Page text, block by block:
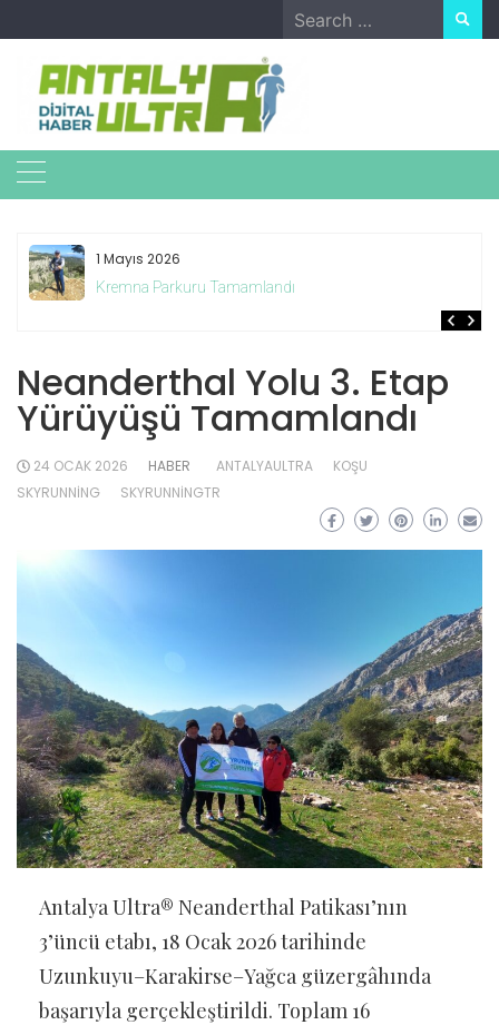
to
content
Search
for:
1 Mayıs 2026
Kremna Parkuru Tamamlandı
Neanderthal Yolu 3. Etap
Yürüyüşü Tamamlandı
24 OCAK 2026 HABER ANTALYAULTRA
KOŞU
SKYRUNNING
SKYRUNNINGTR
Antalya Ultra® Neanderthal Patikası’nın
3’üncü etabı, 18 Ocak 2026 tarihinde
Uzunkuyu–Karakirse–Yağca güzergâhında
başarıyla gerçekleştirildi. Toplam 16